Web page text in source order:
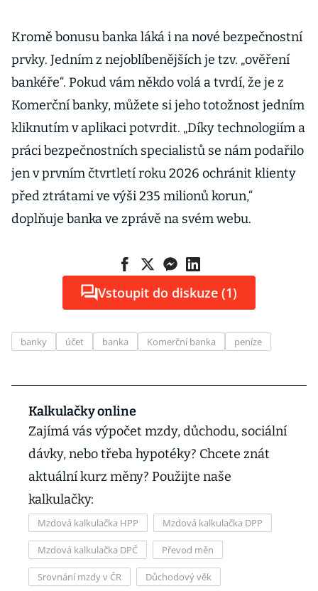
Kromě bonusu banka láká i na nové bezpečnostní
prvky. Jedním z nejoblíbenějších je tzv. „ověření
bankéře“. Pokud vám někdo volá a tvrdí, že je z
Komerční banky, můžete si jeho totožnost jedním
kliknutím v aplikaci potvrdit. „Díky technologiím a
práci bezpečnostních specialistů se nám podařilo
jen v prvním čtvrtletí roku 2026 ochránit klienty
před ztrátami ve výši 235 milionů korun,“
doplňuje banka ve zprávě na svém webu.
Vstoupit do diskuze (1)
banky účet banka Komerční banka peníze
Kalkulačky online
Zajímá vás výpočet mzdy, důchodu, sociální
dávky, nebo třeba hypotéky? Chcete znát
aktuální kurz měny? Použijte naše
kalkulačky:
Mzdová kalkulačka HPP Mzdová kalkulačka DPP
Mzdová kalkulačka DPČ Převod měn
Srovnání mzdy v ČR Důchodový věk